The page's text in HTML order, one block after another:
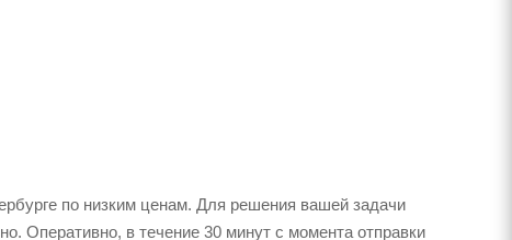
по низким ценам. Для решения вашей задачи
Оперативно, в течение 30 минут с момента отправки